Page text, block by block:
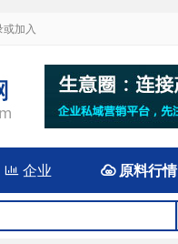
或加入
 企业 原料行情